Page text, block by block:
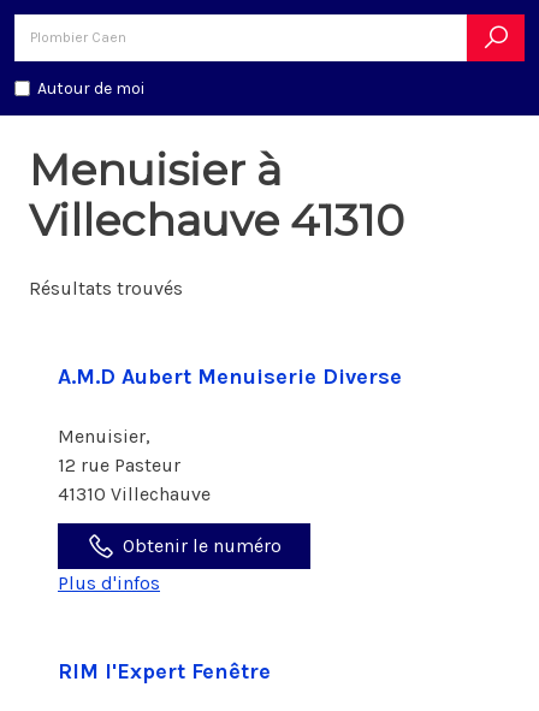
Autour de moi
Menuisier à
Villechauve 41310
Résultats trouvés
A.M.D Aubert Menuiserie Diverse
Menuisier,
12 rue Pasteur
41310 Villechauve
Obtenir le numéro
Plus d'infos
RIM l'Expert Fenêtre